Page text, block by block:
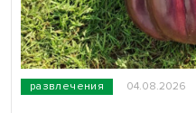
развлечения 04.08.2026